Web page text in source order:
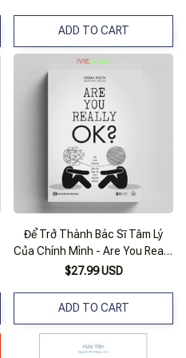
ADD TO CART
Để Trở Thành Bác Sĩ Tâm Lý
Của Chính Mình - Are You Really
Ok
$27.99 USD
ADD TO CART